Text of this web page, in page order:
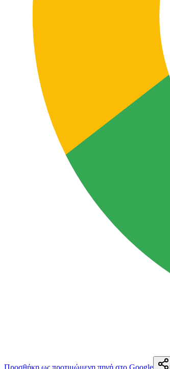
Προσθήκη ως προτιμώμενη πηγή στο Google